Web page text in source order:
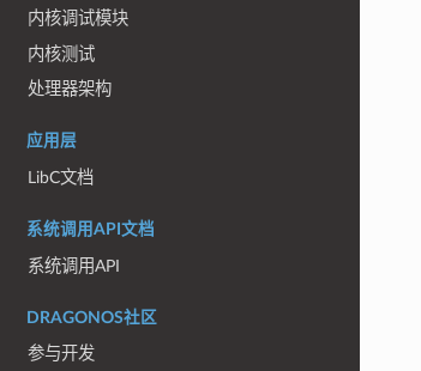
内核调试模块
内核测试
处理器架构
应用层
LibC文档
系统调用API文档
系统调用API
DRAGONOS社区
参与开发